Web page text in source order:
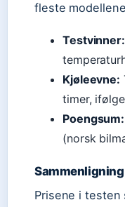
fleste
Testvinner:
Kjøleevne:
timer,
Poengsum:
(norsk
Prisene i